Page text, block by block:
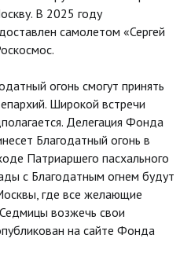
В 2025 году
самолетом «Сергей
огонь смогут принять
Широкой встречи
Делегация Фонда
Благодатный огонь в
Патриаршего пасхального
с Благодатным огнем будут
где все желающие
возжечь свои
на сайте Фонда